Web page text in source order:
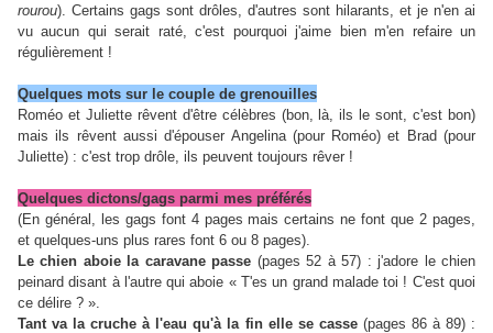
rourou). Certains gags sont drôles, d'autres sont hilarants, et je n'en ai
vu aucun qui serait raté, c'est pourquoi j'aime bien m'en refaire un
régulièrement !
Quelques mots sur le couple de grenouilles
Roméo et Juliette rêvent d'être célèbres (bon, là, ils le sont, c'est bon)
mais ils rêvent aussi d'épouser Angelina (pour Roméo) et Brad (pour
Juliette) : c'est trop drôle, ils peuvent toujours rêver !
Quelques dictons/gags parmi mes préférés
(En général, les gags font 4 pages mais certains ne font que 2 pages,
et quelques-uns plus rares font 6 ou 8 pages).
Le chien aboie la caravane passe (pages 52 à 57) : j'adore le chien
peinard disant à l'autre qui aboie « T'es un grand malade toi ! C'est quoi
ce délire ? ».
Tant va la cruche à l'eau qu'à la fin elle se casse(pages 86 à 89) :